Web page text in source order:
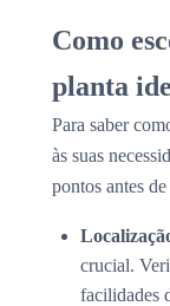
Como
planta
Para saber
às suas
pontos antes
crucial.
facilidades